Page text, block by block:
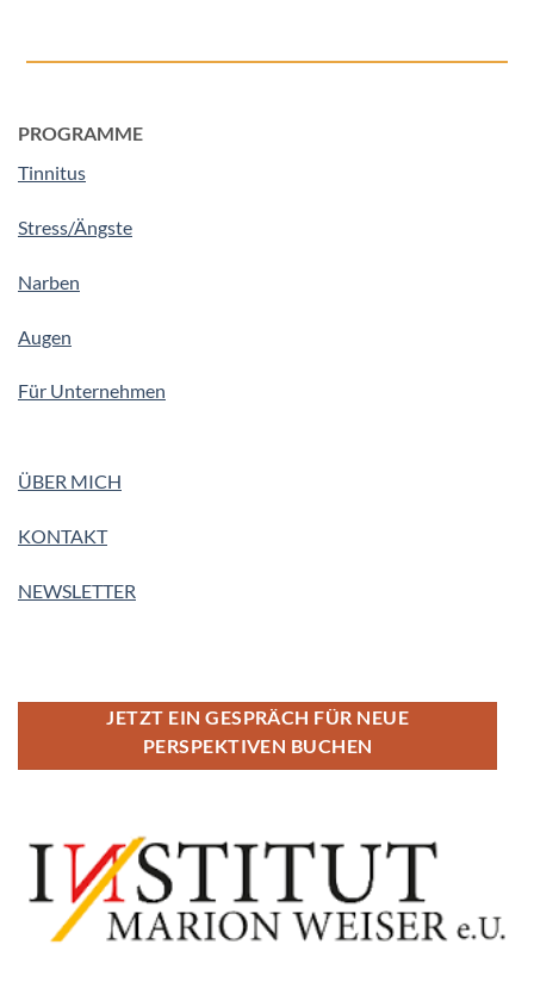
PROGRAMME
Tinnitus
Stress/Ängste
Narben
Augen
Für Unternehmen
ÜBER MICH
KONTAKT
NEWSLETTER
JETZT EIN GESPRÄCH FÜR NEUE
PERSPEKTIVEN BUCHEN